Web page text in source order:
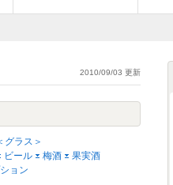
2010/09/03 更新
ラス＞
ビール 梅酒
果実酒
ョン